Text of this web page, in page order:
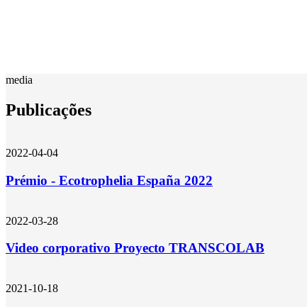
media
Publicações
2022-04-04
Prémio - Ecotrophelia España 2022
2022-03-28
Video corporativo Proyecto TRANSCOLAB
2021-10-18